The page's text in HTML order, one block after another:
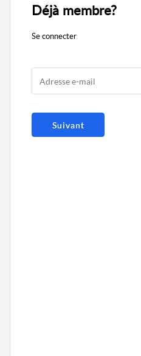
Déjà membre?
Se connecter